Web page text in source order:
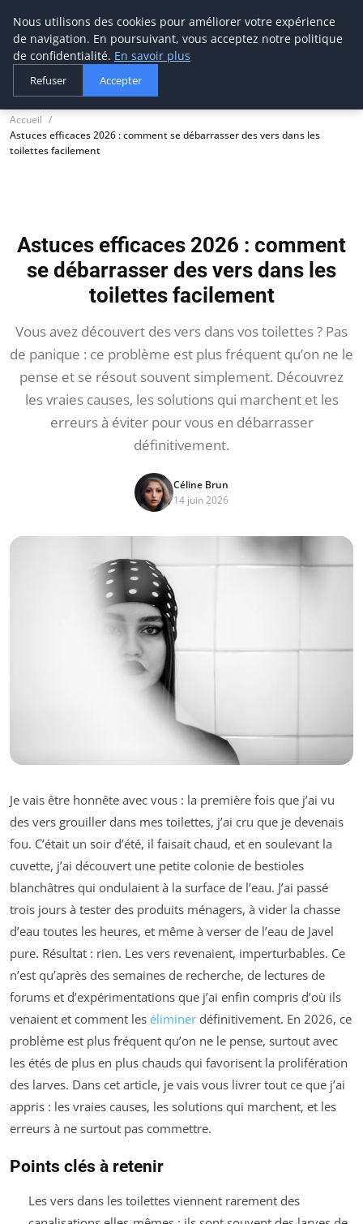
tournevis
malin
L'outil de l'aventurier
Accueil
Astuces efficaces 2026 : comment se débarrasser des vers dans les
toilettes facilement
Astuces efficaces 2026 : comment
se débarrasser des vers dans les
toilettes facilement
Vous avez découvert des vers dans vos toilettes ? Pas
de panique : ce problème est plus fréquent qu’on ne le
pense et se résout souvent simplement. Découvrez
les vraies causes, les solutions qui marchent et les
erreurs à éviter pour vous en débarrasser
définitivement.
Céline Brun
14 juin 2026
Je vais être honnête avec vous : la première fois que j’ai vu
des vers grouiller dans mes toilettes, j’ai cru que je devenais
fou. C’était un soir d’été, il faisait chaud, et en soulevant la
cuvette, j’ai découvert une petite colonie de bestioles
blanchâtres qui ondulaient à la surface de l’eau. J’ai passé
trois jours à tester des produits ménagers, à vider la chasse
d’eau toutes les heures, et même à verser de l’eau de Javel
pure. Résultat : rien. Les vers revenaient, imperturbables. Ce
n’est qu’après des semaines de recherche, de lectures de
forums et d’expérimentations que j’ai enfin compris d’où ils
venaient et comment les éliminer définitivement. En 2026, ce
problème est plus fréquent qu’on ne le pense, surtout avec
les étés de plus en plus chauds qui favorisent la prolifération
des larves. Dans cet article, je vais vous livrer tout ce que j’ai
appris : les vraies causes, les solutions qui marchent, et les
erreurs à ne surtout pas commettre.
Points clés à retenir
Les vers dans les toilettes viennent rarement des
Nous utilisons des cookies pour améliorer votre expérience
de navigation. En poursuivant, vous acceptez notre politique
de confidentialité. En savoir plus
Refuser Accepter